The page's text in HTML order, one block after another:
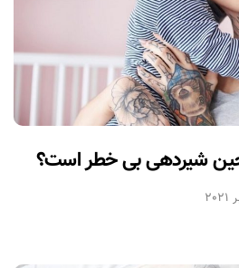
حین شیردهی بی خطر است؟